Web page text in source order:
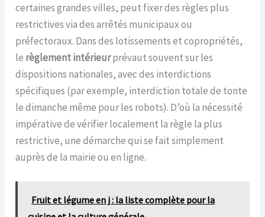
certaines grandes villes, peut fixer des règles plus
restrictives via des arrêtés municipaux ou
préfectoraux. Dans des lotissements et copropriétés,
le règlement intérieurprévaut souvent sur les
dispositions nationales, avec des interdictions
spécifiques (par exemple, interdiction totale de tonte
le dimanche même pour les robots). D’où la nécessité
impérative de vérifier localement la règle la plus
restrictive, une démarche qui se fait simplement
auprès de la mairie ou en ligne.
Fruit et légume en j : la liste complète pour la